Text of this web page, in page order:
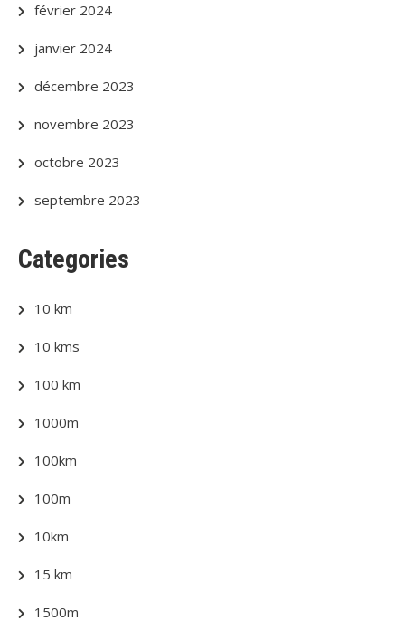
février 2024
janvier 2024
décembre 2023
novembre 2023
octobre 2023
septembre 2023
Categories
10 km
10 kms
100 km
1000m
100km
100m
10km
15 km
1500m